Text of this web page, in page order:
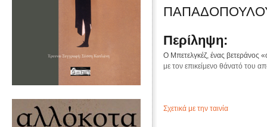
Περίληψη:
Ο Μπετελγκέζ, ένας βετεράνος
με τον επικείμενο θάνατό του
Σχετικά με την ταινία